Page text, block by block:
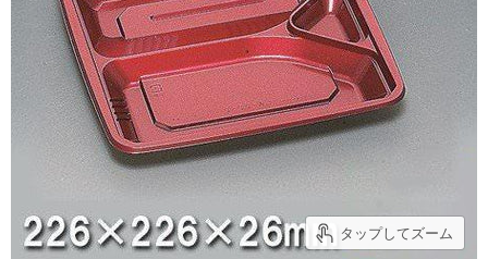
タップしてズーム